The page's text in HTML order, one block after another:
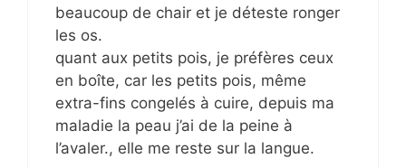
beaucoup de chair et je déteste ronger
les os.
quant aux petits pois, je préfères ceux
en boîte, car les petits pois, même
extra-fins congelés à cuire, depuis ma
maladie la peau j’ai de la peine à
l’avaler., elle me reste sur la langue.